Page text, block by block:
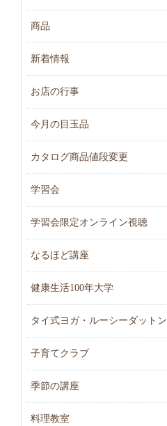
商品
新着情報
お店の行事
今月の目玉品
カタログ商品値段変更
学習会
学習会限定オンライン視聴
なるほど講座
健康生活100年大学
タイ式ヨガ・ルーシーダットン
子育てクラブ
季節の講座
料理教室